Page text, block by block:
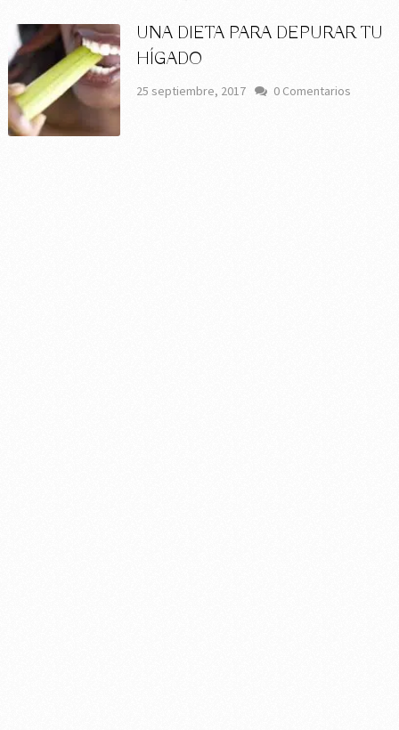
UNA DIETA PARA DEPURAR TU
HÍGADO
25 septiembre, 2017 0 Comentarios